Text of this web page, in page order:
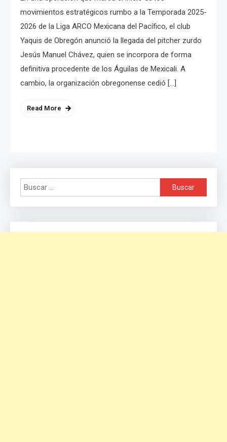
movimientos estratégicos rumbo a la Temporada 2025-
2026 de la Liga ARCO Mexicana del Pacífico, el club
Yaquis de Obregón anunció la llegada del pitcher zurdo
Jesús Manuel Chávez, quien se incorpora de forma
definitiva procedente de los Águilas de Mexicali. A
cambio, la organización obregonense cedió […]
Read More
Buscar: